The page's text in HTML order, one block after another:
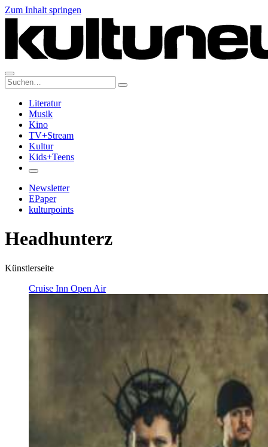
Zum Inhalt springen
Suche:
Literatur
Musik
Kino
TV+Stream
Kultur
Kids+Teens
Newsletter
EPaper
kulturpoints
Headhunterz
Künstlerseite
Cruise Inn Open Air